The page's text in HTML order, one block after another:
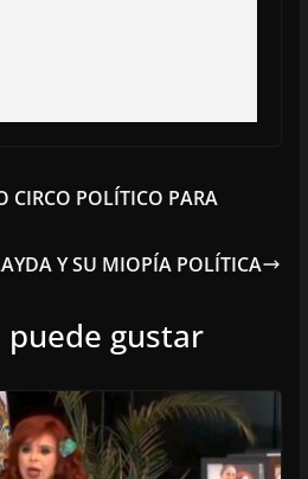
CIRCO POLÍTICO PARA
Y SU MIOPÍA POLÍTICA
gustar